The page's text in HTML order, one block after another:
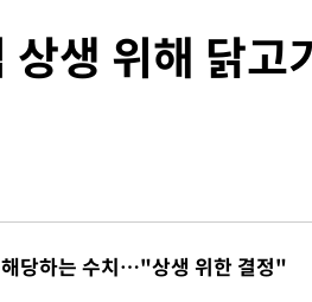
로 잠기고 담벼락 붕괴
복…1명 사망·1명 실종
고 35도' 무더위, 열대야 계속[다음
란 사과…쇄신의 기회로 삼겠다"
생 위해 닭
당하는 수치…"상생 위한 결정"